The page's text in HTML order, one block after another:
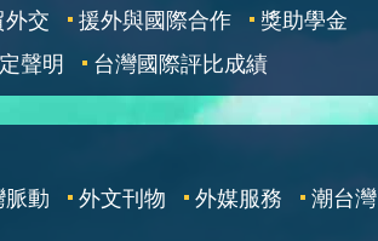
外交 援外與國際合作
獎助學金
聲明
台灣國際評比成績
脈動 外文刊物 外媒服務 潮台灣